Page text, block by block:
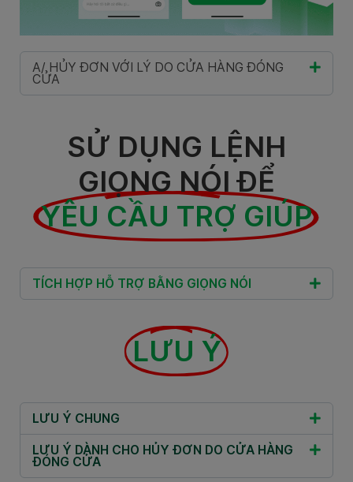
A/ HỦY ĐƠN VỚI LÝ DO CỬA HÀNG ĐÓNG
CỬA
SỬ DỤNG LỆNH
GIỌNG NÓI ĐỂ
YÊU CẦU TRỢ GIÚP
TÍCH HỢP HỖ TRỢ BẰNG GIỌNG NÓI
LƯU Ý
LƯU Ý CHUNG
LƯU Ý DÀNH CHO HỦY ĐƠN DO CỬA HÀNG
ĐÓNG CỬA